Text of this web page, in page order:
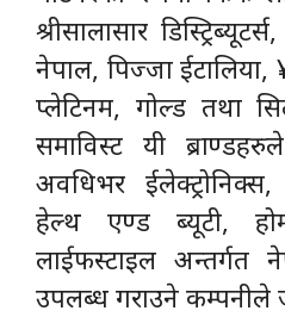
श्रीसालासार
नेपाल, पिज्जा ईटालिया,
प्लेटिनम, गोल्ड तथा
समाविस्ट यी
अवधिभर
हेल्थ एण्ड ब्यूटी,
लाईफस्टाइल
उपलब्ध गराउने कम्पनीले